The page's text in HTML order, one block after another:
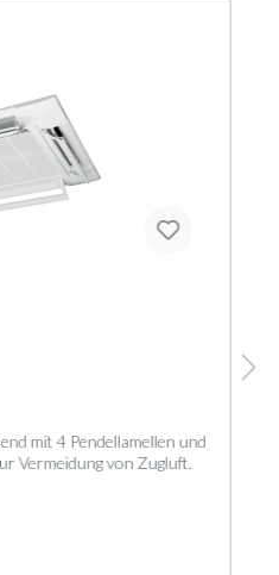
mit 4 Pendellamellen und
Vermeidung von Zugluft.